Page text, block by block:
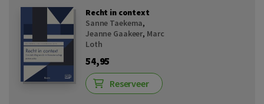
Recht in context
Sanne Taekema,
Jeanne Gaakeer, Marc
Loth
54,95
Reserveer